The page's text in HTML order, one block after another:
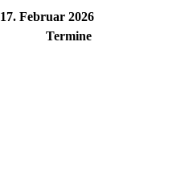
17. Februar 2026
Termine